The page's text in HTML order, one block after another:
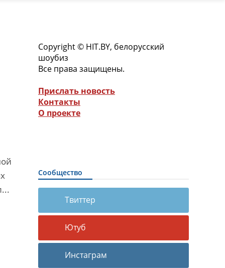
Copyright © HIT.BY, белорусский
шоубиз
Все права защищены.
Прислать новость
Контакты
О проекте
Сообщество
Твиттер
Ютуб
Инстаграм